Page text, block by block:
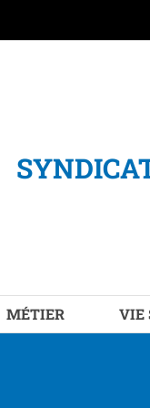
MÉTIER VIE